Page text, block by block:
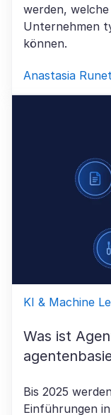
werden,
Unternehmen
können.
Anastasia
KI & Machine
Was ist
Bis 2025
Einführungen